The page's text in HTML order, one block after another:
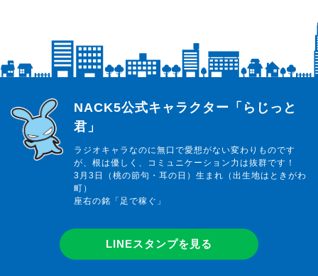
らじっと君
NACK5公式キャラクター「らじっと
君」
ラジオキャラなのに無口で愛想がない変わりものです
が、根は優しく、コミュニケーション力は抜群です！
3月3日（桃の節句・耳の日）生まれ（出生地はときがわ
町）
座右の銘「足で稼ぐ」
LINEスタンプを見る